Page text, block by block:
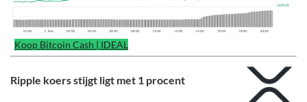
Koop Bitcoin Cash | IDEAL
Ripple koers stijgt ligt met 1 procent